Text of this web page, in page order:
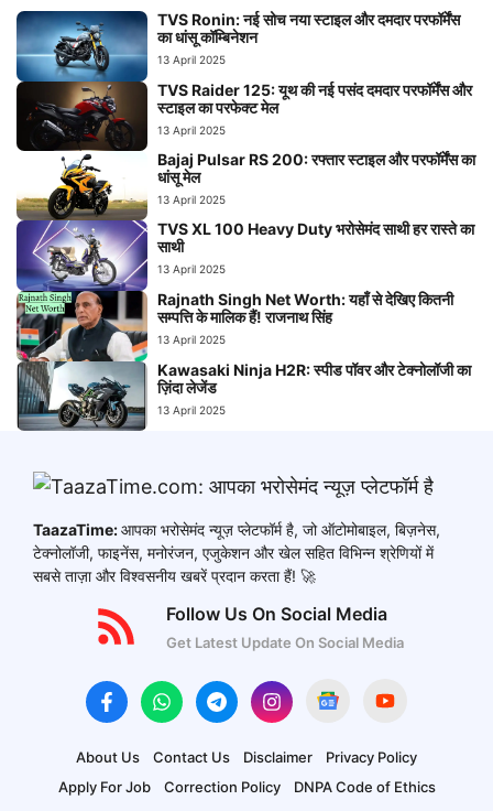
TVS Ronin: नई सोच नया स्टाइल और दमदार परफॉर्मेंस
का धांसू कॉम्बिनेशन
13 April 2025
TVS Raider 125: यूथ की नई पसंद दमदार परफॉर्मेंस और
स्टाइल का परफेक्ट मेल
13 April 2025
Bajaj Pulsar RS 200: रफ्तार स्टाइल और परफॉर्मेंस का
धांसू मेल
13 April 2025
TVS XL 100 Heavy Duty भरोसेमंद साथी हर रास्ते का
साथी
13 April 2025
Rajnath Singh Net Worth: यहाँ से देखिए कितनी
सम्पत्ति के मालिक हैं! राजनाथ सिंह
13 April 2025
Kawasaki Ninja H2R: स्पीड पॉवर और टेक्नोलॉजी का
ज़िंदा लेजेंड
13 April 2025
TaazaTime:आपका भरोसेमंद न्यूज़ प्लेटफॉर्म है, जो ऑटोमोबाइल, बिज़नेस,
टेक्नोलॉजी, फाइनेंस, मनोरंजन, एजुकेशन और खेल सहित विभिन्न श्रेणियों में
सबसे ताज़ा और विश्वसनीय खबरें प्रदान करता हैं! 🚀
Follow Us On Social Media
Get Latest Update On Social Media
About Us Contact Us Disclaimer
Privacy Policy
Apply For Job
Correction Policy
DNPA Code of Ethics